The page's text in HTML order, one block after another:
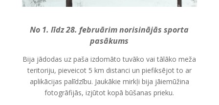
No 1. līdz 28. februārim norisinājās sporta
pasākums
Bija jādodas uz paša izdomāto tuvāko vai tālāko meža
teritoriju, pieveicot 5 km distanci un piefiksējot to ar
aplikācijas palīdzību. Jaukākie mirkļi bija jāiemūžina
fotogrāfijās, izjūtot kopā būšanas prieku.